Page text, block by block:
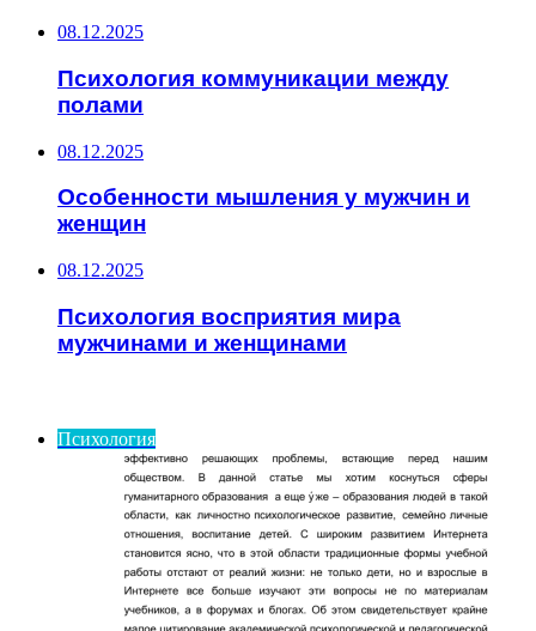
08.12.2025
Психология коммуникации между
полами
08.12.2025
Особенности мышления у мужчин и
женщин
08.12.2025
Психология восприятия мира
мужчинами и женщинами
Психология